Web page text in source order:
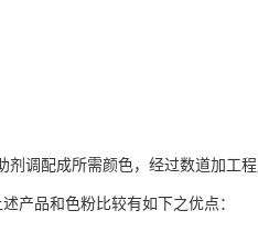
调配成所需颜色，经过数道加工程
产品和色粉比较有如下之优点：